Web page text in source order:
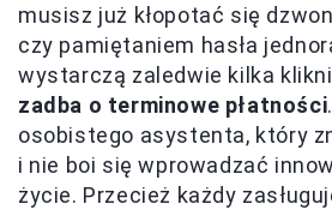
musisz już kłopotać się
czy pamiętaniem hasła
wystarczą zaledwie kilka
zadba o terminowe płatności
osobistego asystenta, który
i nie boi się wprowadzać
życie. Przecież każdy